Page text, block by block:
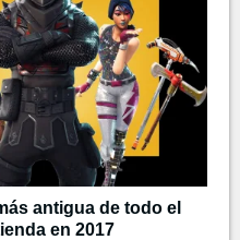
antigua de todo el
en 2017